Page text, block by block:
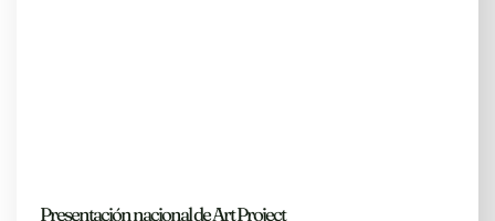
Presentación nacional de Art Project